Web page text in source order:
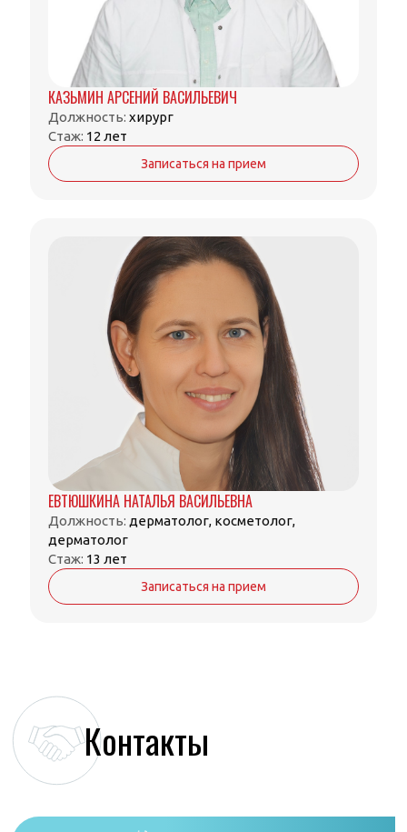
КАЗЬМИН АРСЕНИЙ ВАСИЛЬЕВИЧ
Должность:хирург
Стаж: 12 лет
Записаться на прием
ЕВТЮШКИНА НАТАЛЬЯ ВАСИЛЬЕВНА
Должность: дерматолог, косметолог,
дерматолог
Стаж: 13 лет
Записаться на прием
Контакты